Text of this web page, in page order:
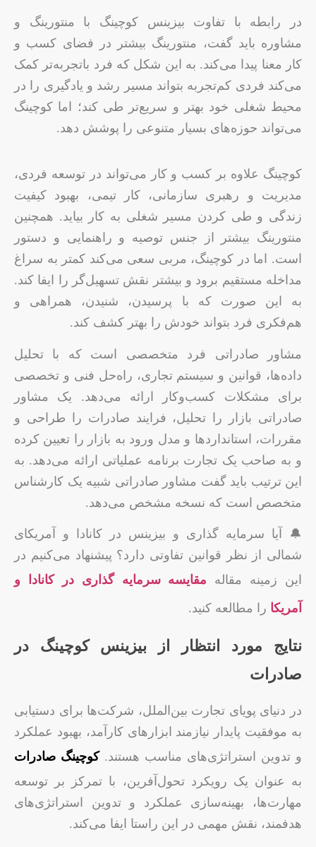
در رابطه با تفاوت بیزینس کوچینگ با منتورینگ و
مشاوره باید گفت، منتورینگ بیشتر در فضای کسب و
کار معنا پیدا می‌کند. به این شکل که فرد باتجربه‌تر کمک
می‌کند فردی کم‌تجربه بتواند مسیر رشد و یادگیری را در
محیط شغلی خود بهتر و سریع‌تر طی کند؛ اما کوچینگ
می‌تواند حوزه‌های بسیار متنوعی را پوشش دهد.
کوچینگ علاوه بر کسب و کار می‌تواند در توسعه فردی،
مدیریت و رهبری سازمانی، کار تیمی، بهبود کیفیت
زندگی و طی کردن مسیر شغلی به کار بیاید. همچنین
منتورینگ بیشتر از جنس توصیه و راهنمایی و دستور
است. اما در کوچینگ، مربی سعی می‌کند کمتر به سراغ
مداخله مستقیم برود و بیشتر نقش تسهیل‌گر را ایفا کند.
به این صورت که با پرسیدن، شنیدن، همراهی و
هم‌فکری فرد بتواند خودش را بهتر کشف کند.
مشاور صادراتی فرد متخصصی است که با تحلیل
داده‌ها، قوانین و سیستم تجاری، راه‌حل فنی و تخصصی
برای مشکلات کسب‌وکار ارائه می‌دهد. یک مشاور
صادراتی بازار را تحلیل، فرایند صادرات را طراحی و
مقررات، استانداردها و مدل ورود به بازار را تعیین کرده
و به صاحب یک تجارت برنامه عملیاتی ارائه می‌دهد. به
این ترتیب باید گفت مشاور صادراتی شبیه یک کارشناس
متخصص است که نسخه مشخص می‌دهد.
🔔 آیا سرمایه گذاری و بیزینس در کانادا و آمریکای
شمالی از نظر قوانین تفاوتی دارد؟ پیشنهاد می‌کنیم در
این زمینه مقاله مقایسه سرمایه گذاری در کانادا و
آمریکا را مطالعه کنید.
نتایج مورد انتظار از بیزینس کوچینگ در
صادرات
در دنیای پویای تجارت بین‌الملل، شرکت‌ها برای دستیابی
به موفقیت پایدار نیازمند ابزارهای کارآمد، بهبود عملکرد
و تدوین استراتژی‌های مناسب هستند.کوچینگ صادرات
به عنوان یک رویکرد تحول‌آفرین، با تمرکز بر توسعه
مهارت‌ها، بهینه‌سازی عملکرد و تدوین استراتژی‌های
هدفمند، نقش مهمی در این راستا ایفا می‌کند.